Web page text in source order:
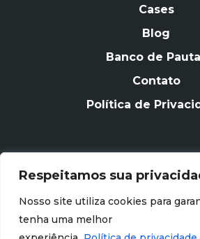
Respeitamos sua
Nosso site utiliza cookies para
tenha uma melhor
Cases
Blog
Banco de
Contato
Política de
CONTATO